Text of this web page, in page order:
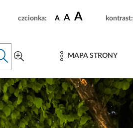
czcionka: A A A kontrast:
MAPA STRONY